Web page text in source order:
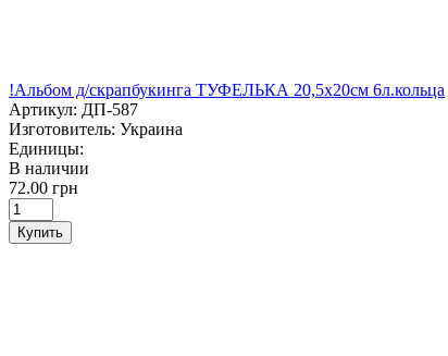
!Альбом д/скрапбукинга ТУФЕЛЬКА 20,5х20см 6л.кольца
Артикул: ДП-587
Изготовитель: Украина
Единицы:
В наличии
72.00 грн
Купить